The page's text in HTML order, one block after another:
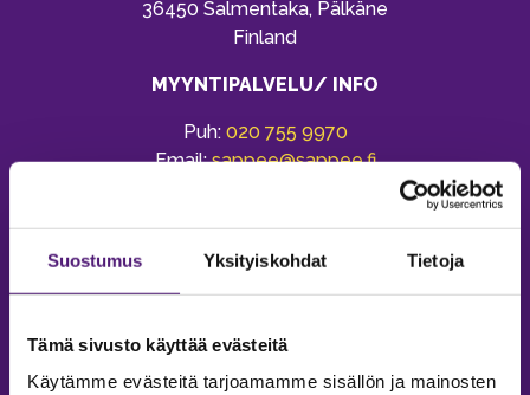
Suostumus Yksityiskohdat Tietoja
Tämä sivusto käyttää evästeitä
Käytämme evästeitä tarjoamamme sisällön ja mainosten
36450 Salmentaka, Pälkäne
Finland
MYYNTIPALVELU/ INFO
Puh: 020 755 9970
Email:sappee@sappee.fi